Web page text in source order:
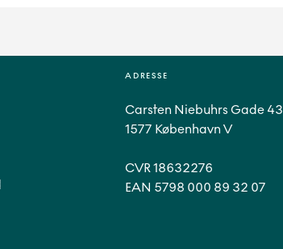
ADRESSE
Carsten Niebuhrs Gade 43
1577 København V
CVR 18632276
EAN 5798 000 89 32 07